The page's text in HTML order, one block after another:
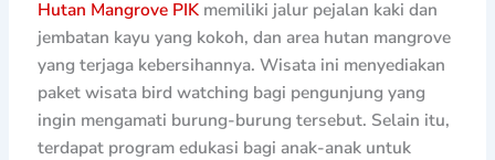
Hutan Mangrove PIKmemiliki jalur pejalan kaki dan
jembatan kayu yang kokoh, dan area hutan mangrove
yang terjaga kebersihannya. Wisata ini menyediakan
paket wisata bird watching bagi pengunjung yang
ingin mengamati burung-burung tersebut. Selain itu,
terdapat program edukasi bagi anak-anak untuk